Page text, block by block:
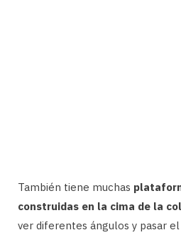
También tiene muchas
construidas en la cima de la
ver diferentes ángulos y pasar